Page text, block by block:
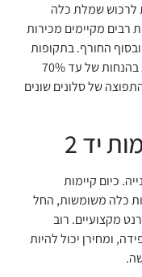
לרכוש שמלת כלה
רבים מקיימים מכירות
החורף. בתקופות
אלו ניתן למצוא שמלות מקולקציות קודמות בהנחות של עד 70%
של סלונים שונים
יד 2
כיום קיימות
כלה משומשות, החל
מקצועיים. רוב
ומחירן יכול להיות